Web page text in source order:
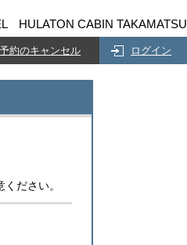
HULATON CABIN TAKAMATSU
予約のキャンセル ログイン
ださい。